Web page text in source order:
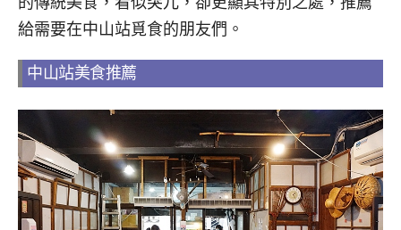
給需要在中山站覓食的朋友們。
中山站美食推薦